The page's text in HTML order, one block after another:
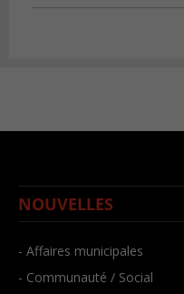
NOUVELLES
- Affaires municipales
- Communauté / Social